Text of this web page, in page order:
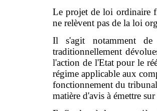
Le projet de loi ordinaire
ne relèvent pas de la loi
Il s'agit notamment de
traditionnellement
l'action de l'Etat pour le
régime applicable aux
fonctionnement du
matière d'avis à émettre